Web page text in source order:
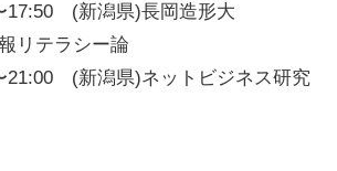
17:50 (新潟県)長岡造形大
ラシー論
(新潟県)ネットビジネス研究